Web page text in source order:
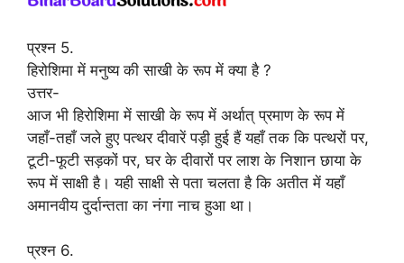
प्रश्न 5.
हिरोशिमा में मनुष्य की साखी के रूप में क्या है ?
उत्तर-
आज भी हिरोशिमा में साखी के रूप में अर्थात् प्रमाण के रूप में
जहाँ-तहाँ जले हुए पत्थर दीवारें पड़ी हुई हैं यहाँ तक कि पत्थरों पर,
टूटी-फूटी सड़कों पर, घर के दीवारों पर लाश के निशान छाया के
रूप में साक्षी है। यही साक्षी से पता चलता है कि अतीत में यहाँ
अमानवीय दुर्दान्तता का नंगा नाच हुआ था।
प्रश्न 6.